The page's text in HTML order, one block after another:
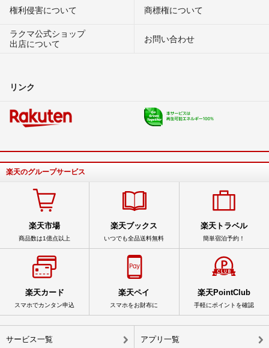
権利侵害について
商標権について
ラクマ公式ショップ
出店について
お問い合わせ
リンク
楽天のグループサービス
楽天市場
商品数は1億点以上
楽天ブックス
いつでも全品送料無料
楽天トラベル
簡単宿泊予約！
楽天カード
スマホでカンタン申込
楽天ペイ
スマホをお財布に
楽天PointClub
手軽にポイントを確認
サービス一覧 アプリ一覧